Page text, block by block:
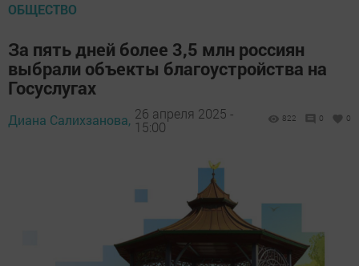
ОБЩЕСТВО
За пять дней более 3,5 млн россиян
выбрали объекты благоустройства на
Госуслугах
Диана Салихзанова, 26 апреля 2025 -
15:00
822 0 0